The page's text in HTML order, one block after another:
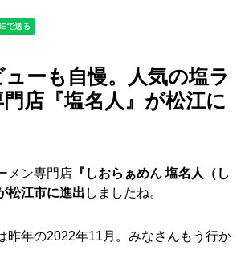
ーも自慢。人気の塩ラ
店『塩名人』が松江に
メン専門店 『しおらぁめん 塩名人（し
松江市に進出 しましたね。
昨年の2022年11月。みなさんもう行か